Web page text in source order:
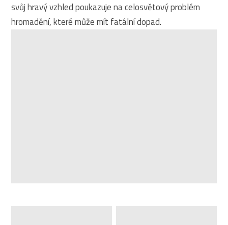
svůj hravý vzhled poukazuje na celosvětový problém
hromadění, které může mít fatální dopad.